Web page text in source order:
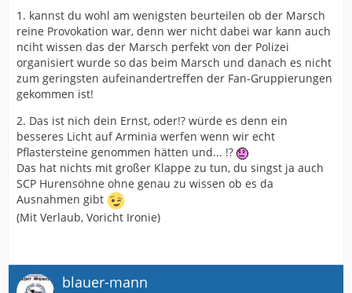
1. kannst du wohl am wenigsten beurteilen ob der Marsch
reine Provokation war, denn wer nicht dabei war kann auch
nciht wissen das der Marsch perfekt von der Polizei
organisiert wurde so das beim Marsch und danach es nicht
zum geringsten aufeinandertreffen der Fan-Gruppierungen
gekommen ist!
2. Das ist nich dein Ernst, oder!? würde es denn ein
besseres Licht auf Arminia werfen wenn wir echt
Pflastersteine genommen hätten und... !?
Das hat nichts mit großer Klappe zu tun, du singst ja auch
SCP Hurensöhne ohne genau zu wissen ob es da
Ausnahmen gibt
(Mit Verlaub, Voricht Ironie)
blauer-mann